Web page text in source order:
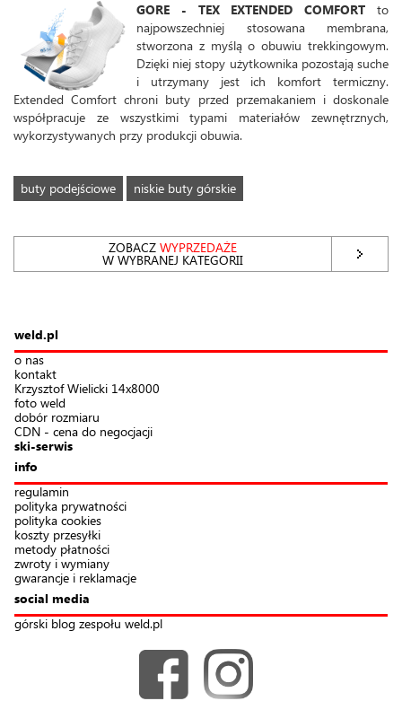
GORE - TEX EXTENDED COMFORT to
najpowszechniej stosowana membrana,
stworzona z myślą o obuwiu trekkingowym.
Dzięki niej stopy użytkownika pozostają suche
i utrzymany jest ich komfort termiczny.
Extended Comfort chroni buty przed przemakaniem i doskonale
współpracuje ze wszystkimi typami materiałów zewnętrznych,
wykorzystywanych przy produkcji obuwia.
buty podejściowe niskie buty górskie
ZOBACZWYPRZEDAŻE
W WYBRANEJ KATEGORII
weld.pl
o nas
kontakt
Krzysztof Wielicki 14x8000
foto weld
dobór rozmiaru
CDN - cena do negocjacji
ski-serwis
info
regulamin
polityka prywatności
polityka cookies
koszty przesyłki
metody płatności
zwroty i wymiany
gwarancje i reklamacje
social media
górski blog zespołu weld.pl